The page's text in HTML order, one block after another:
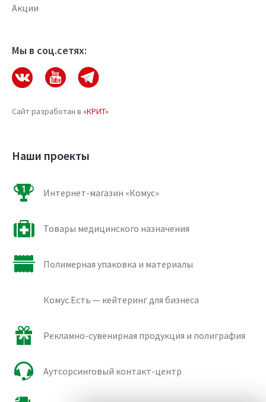
Акции
Мы в соц.сетях:
Сайт разработан в «КРИТ»
Наши проекты
Интернет-магазин «Комус»
Товары медицинского назначения
Полимерная упаковка и материалы
Комус.Есть — кейтеринг для бизнеса
Рекламно-сувенирная продукция и полиграфия
Аутсорсинговый контакт-центр